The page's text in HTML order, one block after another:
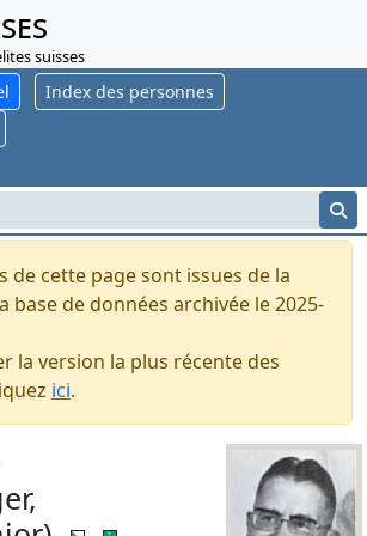
suisses
Index des personnes
de cette page sont issues de la
base de données archivée le 2025-
la version la plus récente des
ici.